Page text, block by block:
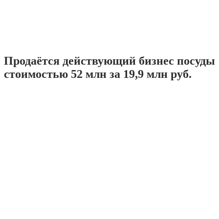
Продаётся действующий бизнес посуды
стоимостью 52 млн за 19,9 млн руб.